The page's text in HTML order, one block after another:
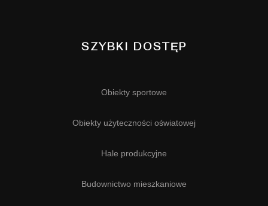
SZYBKI DOSTĘP
Obiekty sportowe
Obiekty użyteczności oświatowej
Hale produkcyjne
Budownictwo mieszkaniowe